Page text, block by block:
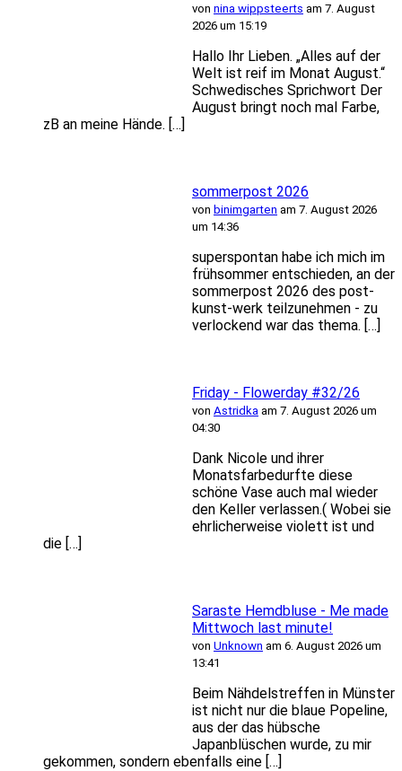
von nina wippsteerts am 7. August
2026 um 15:19
Hallo Ihr Lieben. „Alles auf der
Welt ist reif im Monat August.“
Schwedisches Sprichwort Der
August bringt noch mal Farbe,
zB an meine Hände. […]
sommerpost 2026
von binimgarten am 7. August 2026
um 14:36
superspontan habe ich mich im
frühsommer entschieden, an der
sommerpost 2026 des post-
kunst-werk teilzunehmen - zu
verlockend war das thema. […]
Friday - Flowerday #32/26
von Astridka am 7. August 2026 um
04:30
Dank Nicole und ihrer
Monatsfarbedurfte diese
schöne Vase auch mal wieder
den Keller verlassen.( Wobei sie
ehrlicherweise violett ist und
die […]
Saraste Hemdbluse - Me made
Mittwoch last minute!
von Unknown am 6. August 2026 um
13:41
Beim Nähdelstreffen in Münster
ist nicht nur die blaue Popeline,
aus der das hübsche
Japanblüschen wurde, zu mir
gekommen, sondern ebenfalls eine […]